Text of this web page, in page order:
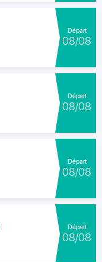
Départ
08/08
Départ
08/08
Départ
08/08
Départ
08/08